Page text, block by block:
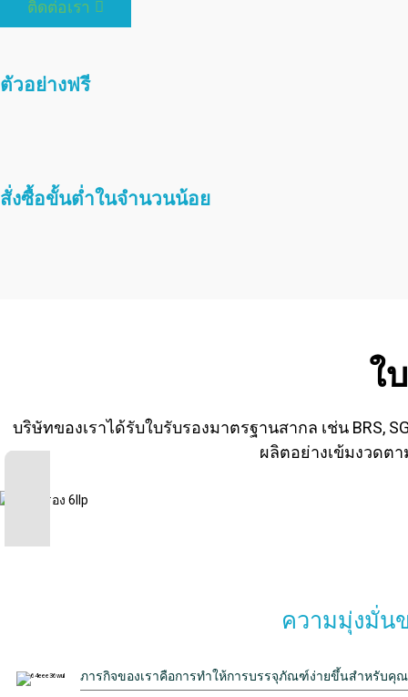
ติดต่อเรา
ตัวอย่างฟรี
สั่งซื้อขั้นต่ำในจำนวนน้อย
ใ
บริษัทของเราได้รับใบรับรองมาตรฐานสากล เช่น
ผลิตอย่างเข้มงวดต
ความมุ่งมั่น
ภารกิจของเราคือการทำให้การบรรจุภัณฑ์ง่ายขึ้นสำหรับคุณ